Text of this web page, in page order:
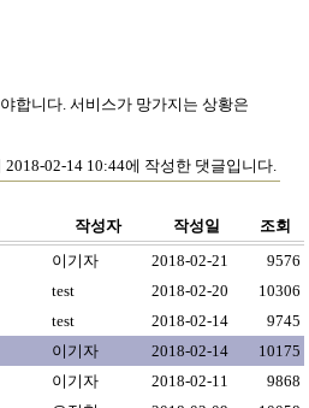
합니다. 서비스가 망가지는 상황은
2018-02-14 10:44에 작성한 댓글입니다.
작성자 작성일
조회
이기자 2018-02-21
9576
test 2018-02-20
10306
test 2018-02-14
9745
이기자 2018-02-14
10175
이기자 2018-02-11
9868